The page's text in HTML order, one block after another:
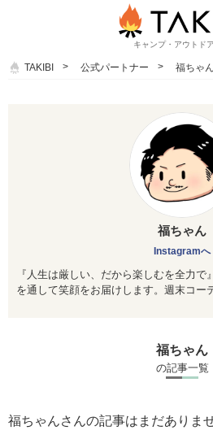
キャンプ・アウトド
TAKIBI 公式パートナー 福ちゃん
福ちゃん
Instagramへ
『人生は厳しい、だから楽しむを全力
を通して笑顔をお届けします。週末コー
福ちゃん
の記事一覧
福ちゃんさんの記事はまだありませ